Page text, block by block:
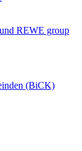
REWE group
(BiCK)